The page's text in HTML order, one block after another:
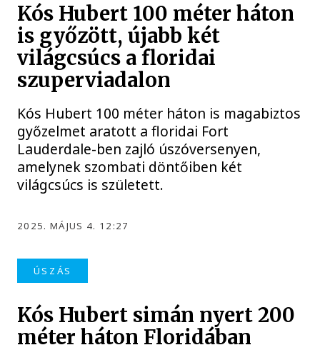
Kós Hubert 100 méter háton
is győzött, újabb két
világcsúcs a floridai
szuperviadalon
Kós Hubert 100 méter háton is magabiztos
győzelmet aratott a floridai Fort
Lauderdale-ben zajló úszóversenyen,
amelynek szombati döntőiben két
világcsúcs is született.
2025. MÁJUS 4. 12:27
ÚSZÁS
Kós Hubert simán nyert 200
méter háton Floridában